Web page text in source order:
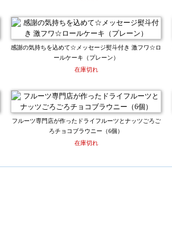
感謝の気持ちを込めて☆メッセージ熨斗付き 激フワ☆ロ
ールケーキ（プレーン）
在庫切れ
フルーツ専門店が作ったドライフルーツとナッツごろご
ろチョコブラウニー（6個）
在庫切れ